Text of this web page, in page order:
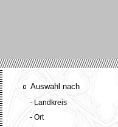
Auswahl nach
- Landkreis
- Ort